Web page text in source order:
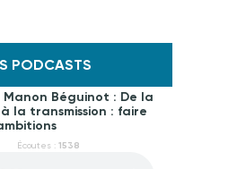
PODCASTS
Manon Béguinot : De la
la transmission : faire
Écoutes : 1538